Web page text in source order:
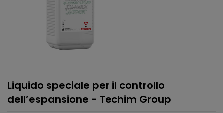
Liquido speciale per il controllo
dell’espansione - Techim Group